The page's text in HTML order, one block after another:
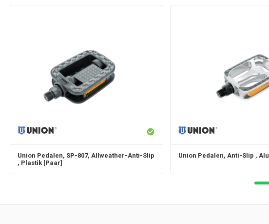
Union Pedalen, SP-807, Allweather-Anti-Slip
, Plastik [Paar]
Union Pedalen, Anti-Slip , Alu